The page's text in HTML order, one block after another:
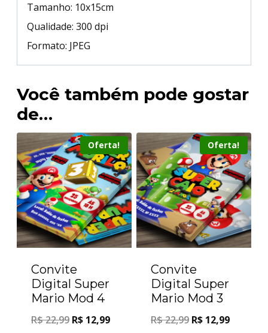
Tamanho: 10x15cm
Qualidade: 300 dpi
Formato: JPEG
Você também pode gostar
de…
Oferta!
Convite
Digital Super
Mario Mod 4
R$22,99 R$ 12,99
Oferta!
Convite
Digital Super
Mario Mod 3
R$22,99 R$ 12,99